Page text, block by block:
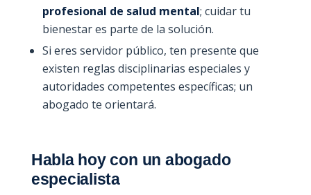
profesional de salud mental; cuidar tu
bienestar es parte de la solución.
Si eres servidor público, ten presente que
existen reglas disciplinarias especiales y
autoridades competentes específicas; un
abogado te orientará.
Habla hoy con un abogado
especialista